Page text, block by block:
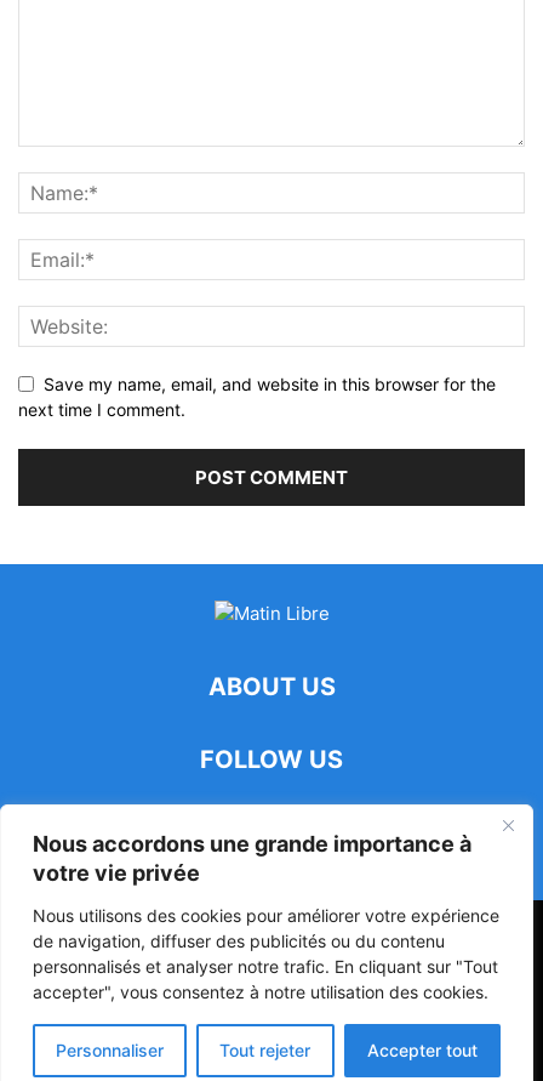
Nous accordons une grande importance à
votre vie privée
Nous utilisons des cookies pour améliorer votre expérience
de navigation, diffuser des publicités ou du contenu
personnalisés et analyser notre trafic. En cliquant sur "Tout
accepter", vous consentez à notre utilisation des cookies.
Personnaliser Tout rejeter Accepter tout
Save my name, email, and website in this browser for the
next time I comment.
ABOUT US
FOLLOW US
47ᵉ Assemblée Mondiale sur la Protection de la Vie Privée: Me
Luciano Hounkponou représente le Bénin à Séoul